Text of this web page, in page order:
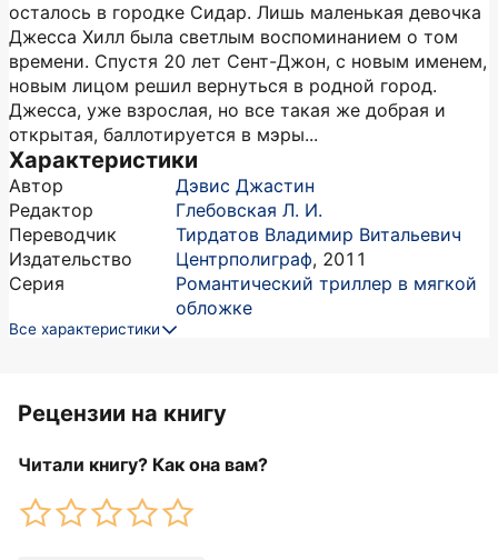
осталось в городке Сидар. Лишь маленькая девочка
Джесса Хилл была светлым воспоминанием о том
времени. Спустя 20 лет Сент-Джон, с новым именем,
новым лицом решил вернуться в родной город.
Джесса, уже взрослая, но все такая же добрая и
открытая, баллотируется в мэры...
Характеристики
Автор
Дэвис Джастин
Редактор
Глебовская Л. И.
Переводчик
Тирдатов Владимир Витальевич
Издательство
Центрполиграф, 2011
Серия
Романтический триллер в мягкой
обложке
Все характеристики
Рецензии на книгу
Читали книгу? Как она вам?